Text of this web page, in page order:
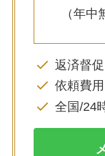
（年
返済督
依頼費
全国/24